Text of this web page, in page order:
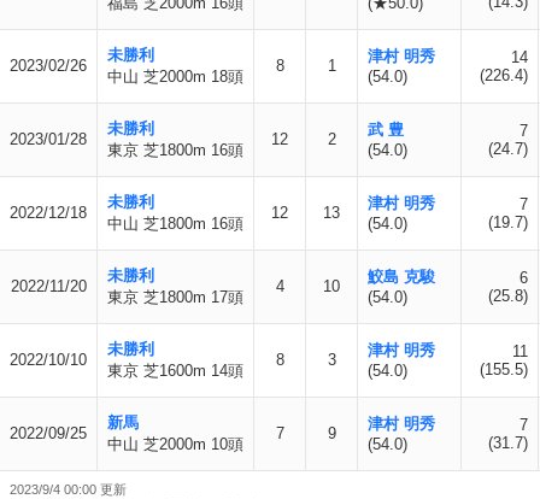
2023/02/26
未勝利
中山 芝2000m 18頭
8 1
津村 明秀
(54.0)
14
(226.4)
2023/01/28
未勝利
東京 芝1800m 16頭
12 2
武 豊
(54.0)
7
(24.7)
2022/12/18
未勝利
中山 芝1800m 16頭
12 13
津村 明秀
(54.0)
7
(19.7)
2022/11/20
未勝利
東京 芝1800m 17頭
4 10
鮫島 克駿
(54.0)
6
(25.8)
2022/10/10
未勝利
東京 芝1600m 14頭
8 3
津村 明秀
(54.0)
11
(155.5)
2022/09/25
新馬
中山 芝2000m 10頭
7 9
津村 明秀
(54.0)
7
(31.7)
2023/9/4 00:00 更新